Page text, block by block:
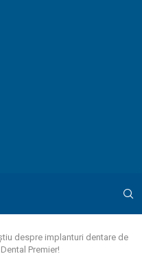
despre implanturi dentare de
Premier!